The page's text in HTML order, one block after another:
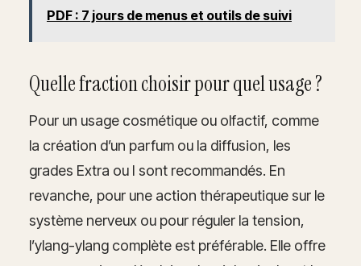
PDF : 7 jours de menus et outils de suivi
Quelle fraction choisir pour quel usage ?
Pour un usage cosmétique ou olfactif, comme
la création d’un parfum ou la diffusion, les
grades Extra ou I sont recommandés. En
revanche, pour une action thérapeutique sur le
système nerveux ou pour réguler la tension,
l’ylang-ylang complète est préférable. Elle offre